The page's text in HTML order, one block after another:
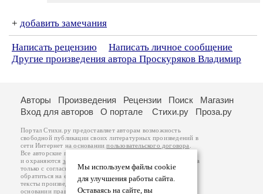
+ добавить замечания
Написать рецензию
Написать личное сообщение
Другие произведения автора Проскуряков Владимир
Мы используем файлы cookie
для улучшения работы сайта.
Оставаясь на сайте, вы
Авторы Произведения Рецензии Поиск
Магазин
Вход для авторов
О портале Стихи.ру Проза.ру
Портал Стихи.ру предоставляет авторам возможность
свободной публикации своих литературных произведений в
сети Интернет на основаниипользовательского договора
Все авторские права на произведения принадлежат авторам
и охраняются законом
. Перепечатка произведений возможна
только с согласия его автора, к которому вы можете
обратиться на его авторской странице. Ответственность за
тексты произведений авторы несут самостоятельно на
основанииправил публикацииизаконодательства